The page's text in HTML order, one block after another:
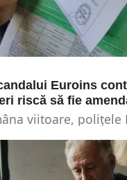
Euroins
riscă să fie
viitoare, polițele